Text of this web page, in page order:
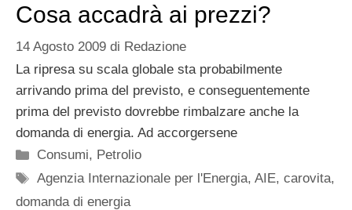
Cosa accadrà ai prezzi?
14 Agosto 2009 di Redazione
La ripresa su scala globale sta probabilmente
arrivando prima del previsto, e conseguentemente
prima del previsto dovrebbe rimbalzare anche la
domanda di energia. Ad accorgersene
Categorie
Consumi, Petrolio
Tag
Agenzia Internazionale per l'Energia,AIE,carovita,
domanda di energia